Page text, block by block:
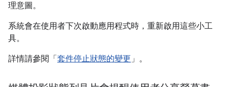
理意圖。
系統會在使用者下次啟動應用程式時，重新啟用這些小工
具。
詳情請參閱「 套件停止狀態的變更」。